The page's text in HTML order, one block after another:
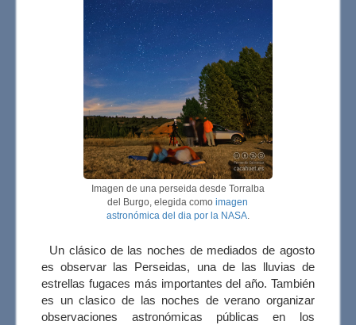
Imagen de una perseida desde Torralba
del Burgo, elegida comoimagen
astronómica del dia por la NASA.
Un clásico de las noches de mediados de agosto
es observar las Perseidas, una de las lluvias de
estrellas fugaces más importantes del año. También
es un clasico de las noches de verano organizar
observaciones astronómicas públicas en los